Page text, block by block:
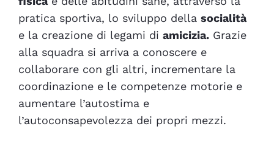
pratica sportiva, lo sviluppo della socialità
e la creazione di legami di amicizia.Grazie
alla squadra si arriva a conosceree
collaborarecon gli altri, incrementare la
coordinazionee le competenze motoriee
aumentare l’autostima e
l’autoconsapevolezza dei propri mezzi.